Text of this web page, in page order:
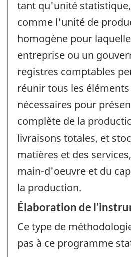
tant qu'unité
comme l'unité de
homogène pour
entreprise ou un
registres comptables
réunir tous les
nécessaires pour
complète de la
livraisons totales, et
matières et des
main-d'oeuvre et du
la production.
Élaboration de
Ce type de
pas à ce programme